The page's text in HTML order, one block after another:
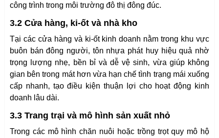
công trình trong môi trường đô thị đông đúc.
3.2 Cửa hàng, ki-ốt và nhà kho
Tại các cửa hàng và ki-ốt kinh doanh nằm trong khu vực
buôn bán đông người, tôn nhựa phát huy hiệu quả nhờ
trọng lượng nhẹ, bền bỉ và dễ vệ sinh, vừa giúp không
gian bên trong mát hơn vừa hạn chế tình trạng mái xuống
cấp nhanh, tạo điều kiện thuận lợi cho hoạt động kinh
doanh lâu dài.
3.3 Trang trại và mô hình sản xuất nhỏ
Trong các mô hình chăn nuôi hoặc trồng trọt quy mô hộ